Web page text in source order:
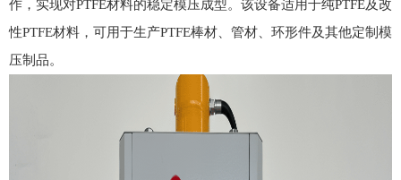
作，实现对PTFE材料的稳定模压成型。该设备适用于纯PTFE及改
性PTFE材料，可用于生产PTFE棒材、管材、环形件及其他定制模
压制品。